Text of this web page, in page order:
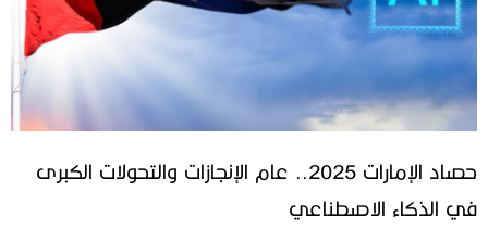
حصاد الإمارات 2025.. عام الإنجازات والتحولات الكبرى
في الذكاء الاصطناعي